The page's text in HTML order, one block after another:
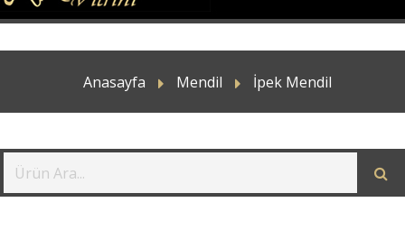
Anasayfa Mendil İpek Mendil